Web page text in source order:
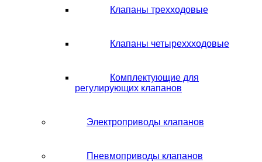
Клапаны трехходовые
Клапаны четыреххходовые
Комплектующие для
регулирующих клапанов
Электроприводы клапанов
Пневмоприводы клапанов